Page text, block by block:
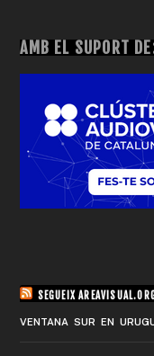
AMB EL SUPORT
SEGUEIX
VENTANA SUR EN